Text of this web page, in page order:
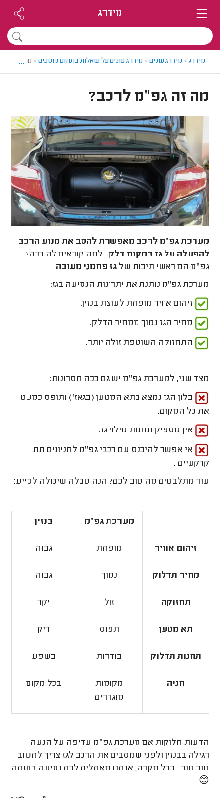
מידרג
מידרג> מידרג עונים> מידרג עונים על שאלות בתחום מוסכים> מה זה
...
מה זה גפ"מ לרכב?
מערכת גפ"מ לרכב מאפשרת להסב את מנוע הרכב
להפעלה על גז במקום דלק. למה קוראים לה ככה?
גפ"מ הם ראשי תיבות שלגז פחמני מעובה.
מערכת גפ"מ נותנת את יתרונות הנסיעה בגז:
זיהום אוויר מופחת לעוצת בנזין.
מחיר הגז נמוך ממחיר הדלק.
התחזוקה השוטפת זולה יותר.
מצד שני, למערכת גפ"מ יש גם ככה חסרונות:
בלון הגז נמצא בתא המטען (בגאז') ותופס כמעט
את כל המקום.
אין מספיק תחנות מילוי גז.
אי אפשר להיכנס עם רכבי גפ"מ לחניונים תת
קרקעיים .
עוד מתלבטים מה טוב לכם? הנה טבלה שיכולה לסייע:
מערכת גפ"מ בנזין
זיהום אוויר מופחת גבוה
מחיר תדלוק נמוך גבוה
תחזוקה זול יקר
תא מטען תפוס ריק
תחנות תדלוק בודדות בשפע
חניה
מקומות
מוגדרים
בכל מקום
הדעות חלוקות אם מערכת גפ"מ עדיפה על הנעה
רגילה בבנזין ולפני שמסבים את הרכב לגז צריך לחשוב
טוב טוב...בכל מקרה, אנחנו מאחלים לכם נסיעה בטוחה
😊